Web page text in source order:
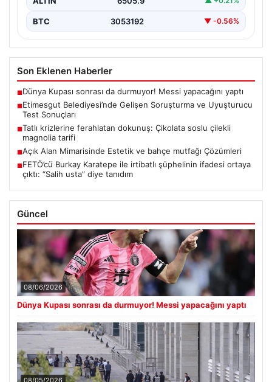
BTC 3053192 ▼ -0.56%
Son Eklenen Haberler
■Dünya Kupası sonrası da durmuyor! Messi yapacağını yaptı
■Etimesgut Belediyesi’nde Gelişen Soruşturma ve Uyuşturucu
Test Sonuçları
■Tatlı krizlerine ferahlatan dokunuş: Çikolata soslu çilekli
magnolia tarifi
■Açık Alan Mimarisinde Estetik ve bahçe mutfağı Çözümleri
■FETÖ’cü Burkay Karatepe ile irtibatlı şüphelinin ifadesi ortaya
çıktı: “Salih usta” diye tanıdım
Güncel
08/06/2026
Dünya Kupası sonrası da durmuyor! Messi yapacağını yaptı
08/05/2026